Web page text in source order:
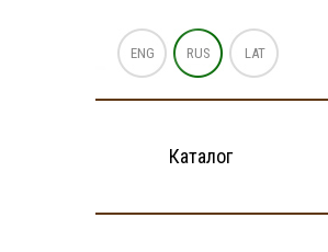
ENG RUS LAT
Каталог